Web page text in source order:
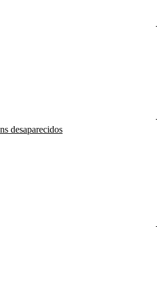
desaparecidos